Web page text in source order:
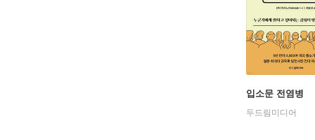
입소문 전염병
두드림미디어